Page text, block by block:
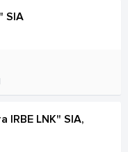
SIA
IRBE LNK" SIA,